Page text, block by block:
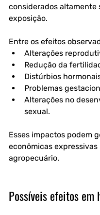
considerados altamente
exposição.
Entre os efeitos
Alterações
Redução da
Distúrbios
Problemas
Alterações no
sexual.
Esses impactos podem
econômicas expressivas
agropecuário.
Possíveis efeitos em